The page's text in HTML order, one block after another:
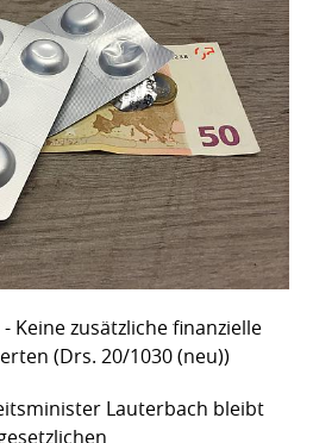
Keine zusätzliche finanzielle
(Drs. 20/1030 (neu))
Lauterbach bleibt